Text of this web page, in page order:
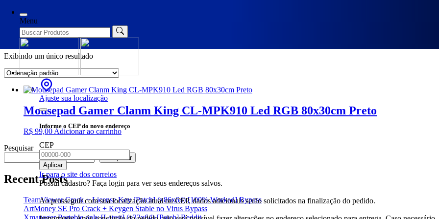
Menu
Ajuste sua localização
Informe o CEP do novo endereço
CEP
Aplicar
Ir para o site dos correios
Possui cadastro? Faça login para ver seus endereços salvos.
Ao prosseguir com sua localização atual ou CEP, dados adicionais serão solicitados na finalização do pedido.
mouse pad resistente
Exibindo um único resultado
Mousepad Gamer Clanm King CL-MPK910 Led RGB 80x30cm Preto
R$ 99,00 Adicionar ao carrinho
Pesquisar
Pesquisar
Recent Posts
TeamViewer Crack + License Key [Patch] (x86x64) [100% Worked] Bypass
ArtMoney SE Pro Crack + Keygen Stable no Virus Bypass
Xmanager Portable only [Latest] (x32x64) [Patch] Reddit